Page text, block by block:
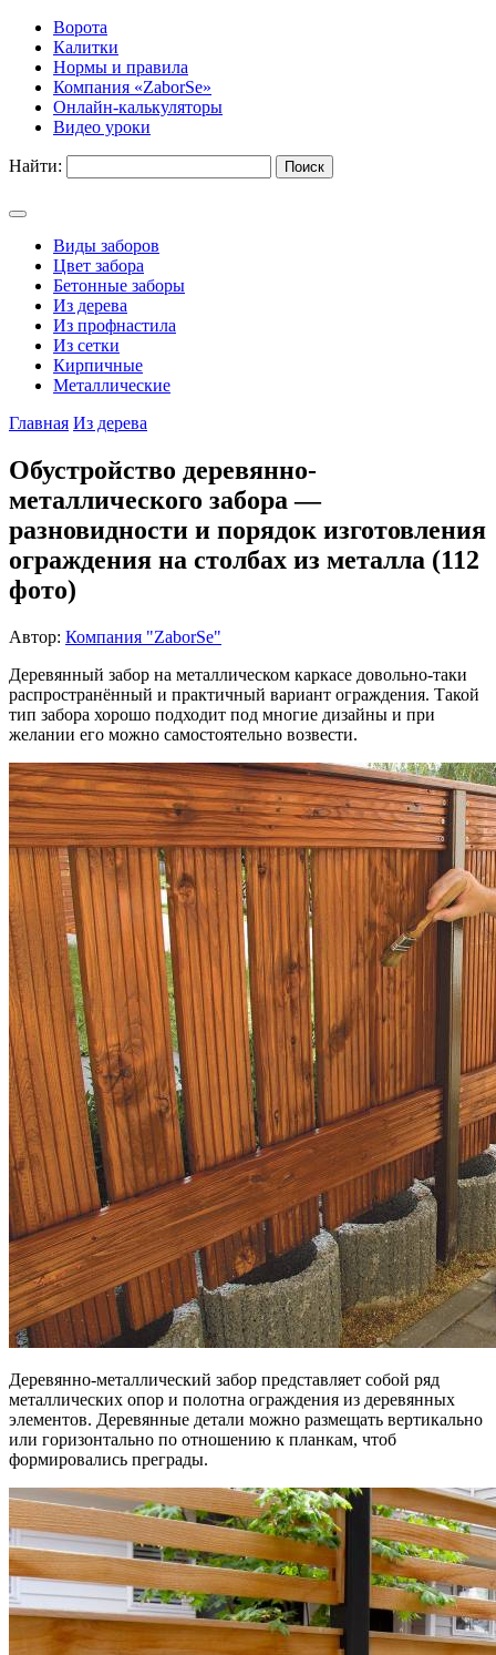
Ворота
Калитки
Нормы и правила
Компания «ZaborSe»
Онлайн-калькуляторы
Видео уроки
Найти:
Виды заборов
Цвет забора
Бетонные заборы
Из дерева
Из профнастила
Из сетки
Кирпичные
Металлические
Главная Из дерева
Обустройство деревянно-
металлического забора —
разновидности и порядок изготовления
ограждения на столбах из металла (112
фото)
Автор: Компания "ZaborSe"
Деревянный забор на металлическом каркасе довольно-таки
распространённый и практичный вариант ограждения. Такой
тип забора хорошо подходит под многие дизайны и при
желании его можно самостоятельно возвести.
Деревянно-металлический забор представляет собой ряд
металлических опор и полотна ограждения из деревянных
элементов. Деревянные детали можно размещать вертикально
или горизонтально по отношению к планкам, чтоб
формировались преграды.